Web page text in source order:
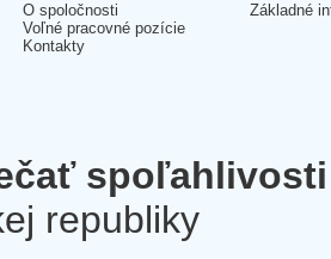
O spoločnosti
Voľné pracovné pozície
Kontakty
Základné
spoľahlivosti
republiky